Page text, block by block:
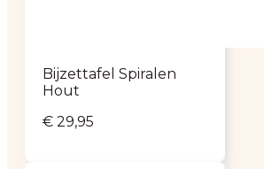
Bijzettafel Spiralen
Hout
€ 29,95